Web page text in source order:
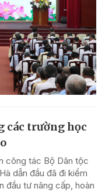
các trường học
công tác Bộ Dân tộc
dẫn đầu đã đi kiểm
đầu tư nâng cấp, hoàn